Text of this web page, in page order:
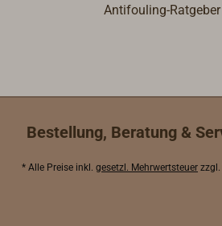
mit zwei, drei, vier
2,8 kW
1,1 kW
102
zum z.B. Kocher
Antifouling-Ratgeber
Bestellung, Beratung &
* Alle Preise inkl. gesetzl. Mehrwertsteuer zzgl.